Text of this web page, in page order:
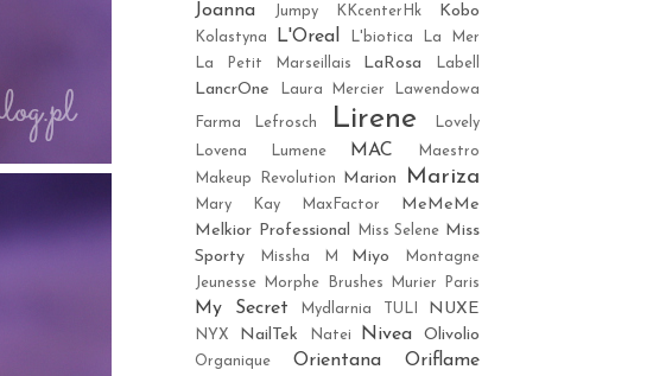
Joanna Jumpy KKcenterHk Kobo
Kolastyna L'Oreal L'biotica
La Mer
La Petit Marseillais
LaRosa Labell
LancrOne Laura Mercier Lawendowa
Farma Lefrosch Lirene
Lovely
Lovena
Lumene MAC
Maestro
Makeup Revolution
Marion Mariza
Mary Kay MaxFactor
MeMeMe
Melkior Professional
Miss Selene Miss
Sporty
Missha M Miyo
Montagne
Jeunesse
Morphe Brushes Murier Paris
My Secret Mydlarnia TULI NUXE
NYX NailTek Natei Nivea Olivolio
Organique Orientana Oriflame